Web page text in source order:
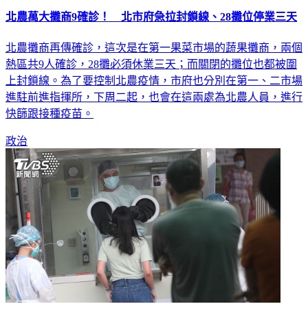
北農萬大攤商9確診！ 北市府急拉封鎖線、28攤位停業三天
北農攤商再傳確診，這次是在第一果菜市場的蔬果攤商，兩個
熱區共9人確診，28攤必須休業三天；而關閉的攤位也都被圍
上封鎖線。為了要控制北農疫情，市府也分別在第一、二市場
進駐前進指揮所，下周二起，也會在這兩處為北農人員，進行
快篩跟接種疫苗。
政治